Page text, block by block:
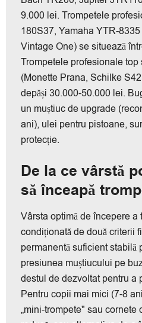
9.000 lei. Trompetele
180S37, Yamaha YTR-
Vintage One) se situează
Trompetele profesionale
(Monette Prana, Schilke
depăși 30.000-50.000 lei.
un muștiuc de upgrade
ani), ulei pentru pistoane,
protecție.
De la ce vârstă
să înceapă
Vârsta optimă de începere
condiționată de două criterii
permanentă suficient stabilă
presiunea muștiucului pe
destul de dezvoltat pentru a
Pentru copii mai mici (7-8
„mini-trompete" sau cornete